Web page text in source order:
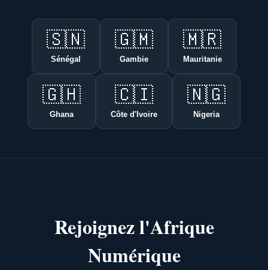
🇸🇳
Sénégal
🇬🇲
Gambie
🇲🇷
Mauritanie
🇬🇭
Ghana
🇨🇮
Côte d'Ivoire
🇳🇬
Nigeria
Rejoignez l'Afrique
Numérique